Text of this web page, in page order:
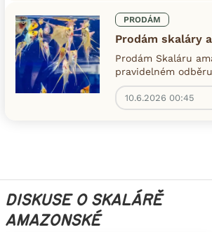
PRODÁM
Prodám skaláry
Prodám Skaláru
pravidelném
10.6.2026 00:45
DISKUSE O SKALÁRĚ
AMAZONSKÉ